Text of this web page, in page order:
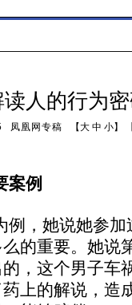
人的行为
凤凰网专稿 【大 中 小】
案例
例，她说她参
的重要。她说
，这个男子车
上的解说，造